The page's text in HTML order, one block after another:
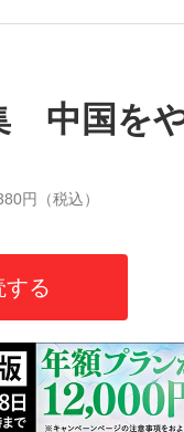
表監督に...
苗 #後藤真希 #森
中国を
円（税込）
する